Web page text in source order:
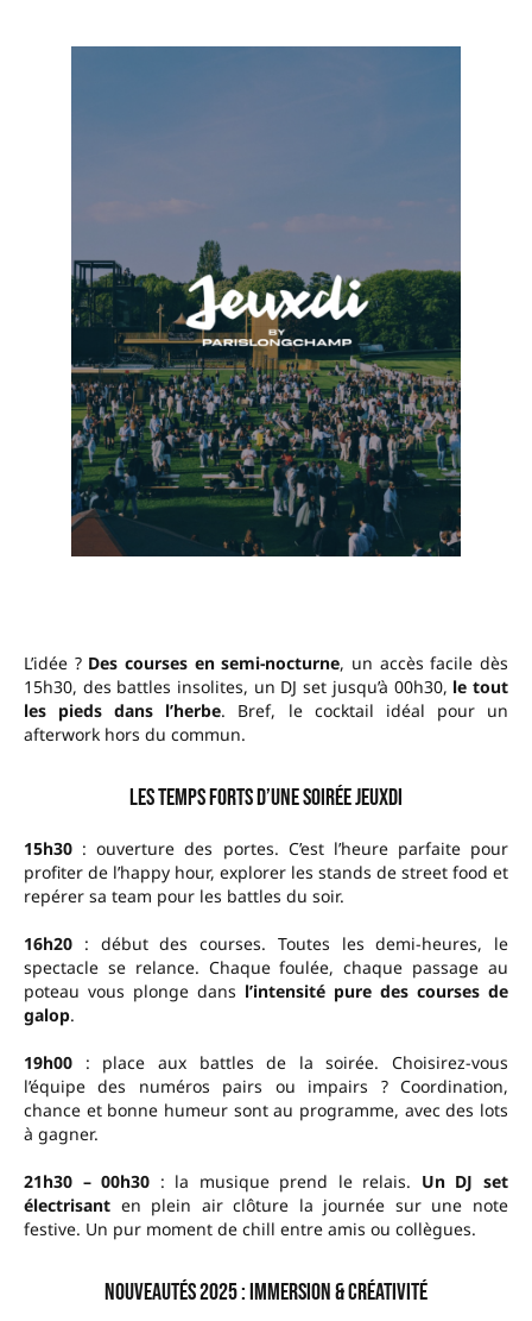
L’idée ? Des courses en semi-nocturne, un accès facile dès
15h30, des battles insolites, un DJ set jusqu’à 00h30, le tout
les pieds dans l’herbe. Bref, le cocktail idéal pour un
afterwork hors du commun.
Les temps forts d’une soirée JeuXdi
15h30 : ouverture des portes. C’est l’heure parfaite pour
profiter de l’happy hour, explorer les stands de street food et
repérer sa team pour les battles du soir.
16h20 : début des courses. Toutes les demi-heures, le
spectacle se relance. Chaque foulée, chaque passage au
poteau vous plonge dans l’intensité pure des courses de
galop.
19h00 : place aux battles de la soirée. Choisirez-vous
l’équipe des numéros pairs ou impairs ? Coordination,
chance et bonne humeur sont au programme, avec des lots
à gagner.
21h30 – 00h30 : la musique prend le relais. Un DJ set
électrisant en plein air clôture la journée sur une note
festive. Un pur moment de chill entre amis ou collègues.
Nouveautés 2025 : immersion & créativité